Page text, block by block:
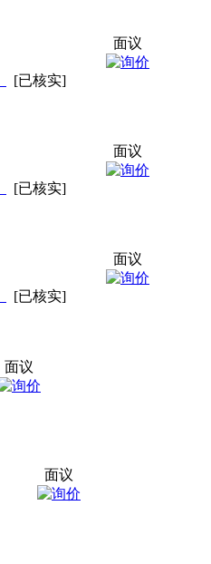
[已核实]
面议
[已核实]
面议
[已核实]
面议
面议
面议